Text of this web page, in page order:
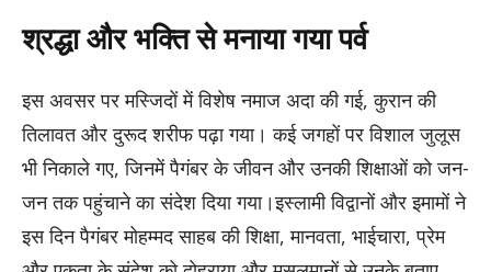
श्रद्धा और भक्ति से मनाया गया पर्व
इस अवसर पर मस्जिदों में विशेष नमाज अदा की गई, कुरान की
तिलावत और दुरूद शरीफ पढ़ा गया। कई जगहों पर विशाल जुलूस
भी निकाले गए, जिनमें पैगंबर के जीवन और उनकी शिक्षाओं को जन-
जन तक पहुंचाने का संदेश दिया गया।इस्लामी विद्वानों और इमामों ने
इस दिन पैगंबर मोहम्मद साहब की शिक्षा, मानवता, भाईचारा, प्रेम